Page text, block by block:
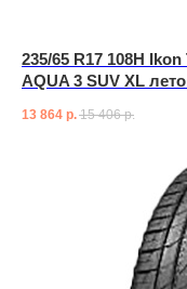
235/65 R17 108H
AQUA 3 SUV XL
13 864 р. 15 406 р.